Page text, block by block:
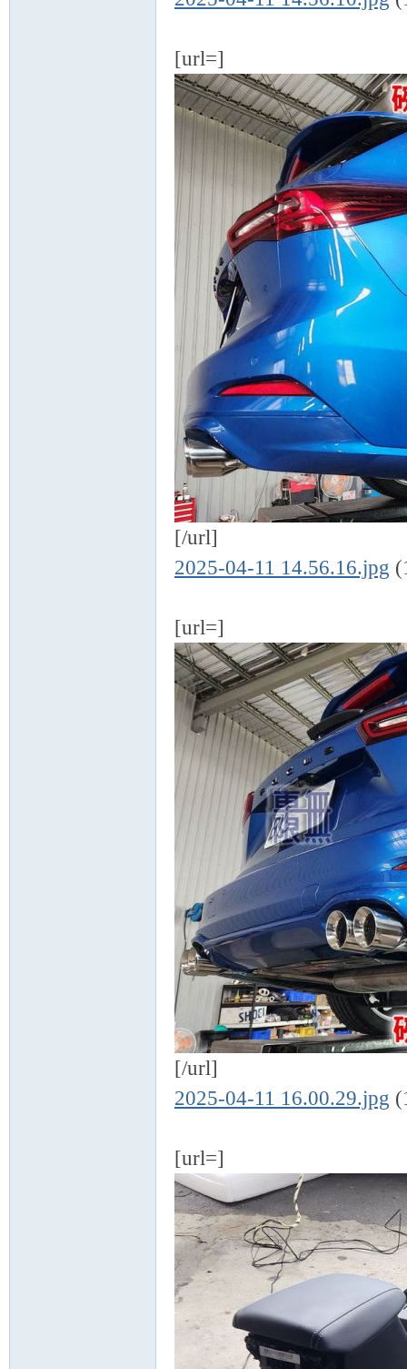
[url=]
[/url]
2025-04-11 14.56.16.jpg
[url=]
[/url]
2025-04-11 16.00.29.jpg
[url=]